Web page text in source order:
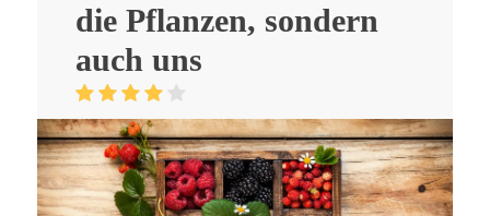
die Pflanzen, sondern
auch uns